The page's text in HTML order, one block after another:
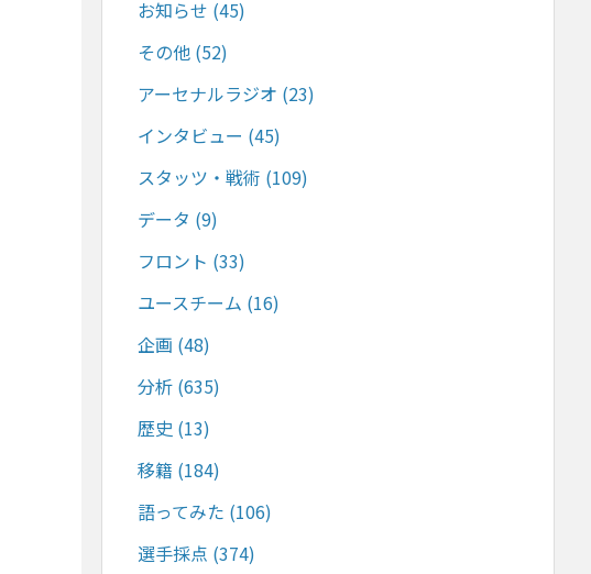
お知らせ (45)
その他 (52)
アーセナルラジオ (23)
インタビュー (45)
スタッツ・戦術 (109)
データ (9)
フロント (33)
ユースチーム (16)
企画 (48)
分析 (635)
歴史 (13)
移籍 (184)
語ってみた (106)
選手採点 (374)